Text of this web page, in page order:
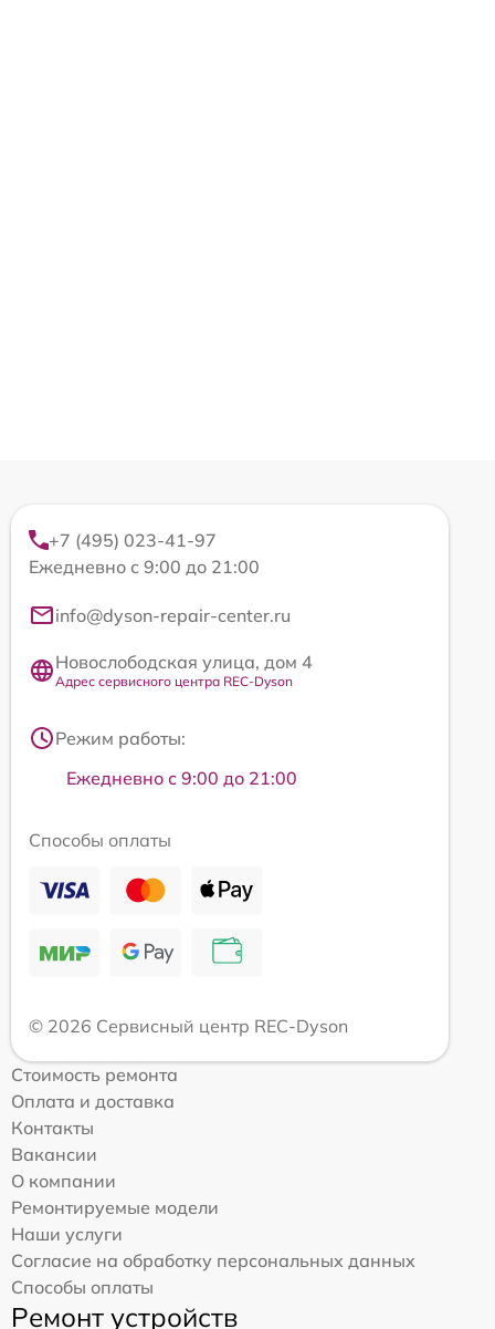
+7 (495) 023-41-97
Ежедневно с 9:00 до 21:00
info@dyson-repair-center.ru
Новослободская улица, дом 4
Адрес сервисного центра REC-Dyson
Режим работы:
Ежедневно с 9:00 до 21:00
Способы оплаты
© 2026 Сервисный центр REC-Dyson
Стоимость ремонта
Оплата и доставка
Контакты
Вакансии
О компании
Ремонтируемые модели
Наши услуги
Согласие на обработку персональных данных
Способы оплаты
Ремонт устройств